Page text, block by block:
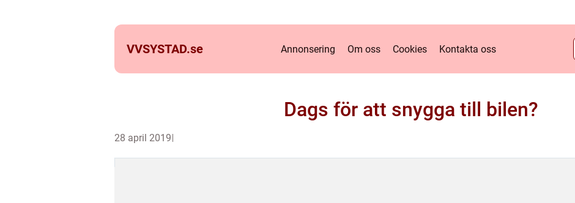
VVSYSTAD.se Annonsering Om oss Cookies Kontakta oss
Dags för att snygga till bilen?
28 april 2019